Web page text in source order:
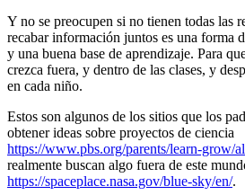
Y no se preocupen si no tienen todas las
recabar información juntos es una forma
y una buena base de aprendizaje. Para
crezca fuera, y dentro de las clases, y
en cada niño.
Estos son algunos de los sitios que los
obtener ideas sobre proyectos de ciencia
https://www.pbs.org/parents/learn-grow/
realmente buscan algo fuera de este
https://spaceplace.nasa.gov/blue-sky/en/.